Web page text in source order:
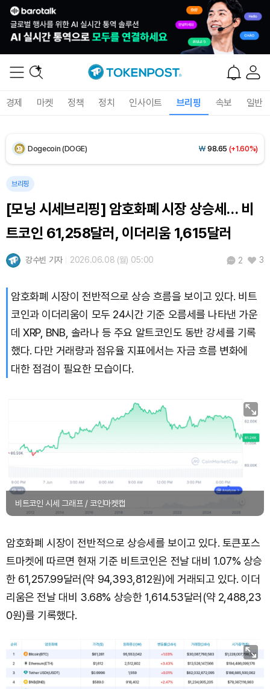
경제 마켓 정책 정치 인사이트 브리핑 속보 일반
Solana (SOL) ₩ 105,026(+2.79%)
Bitcoin (BTC) 91,465,061 (+1.25%)
브리핑
[모닝 시세브리핑] 암호화폐 시장 상승세… 비
트코인 61,258달러, 이더리움 1,615달러
강수빈 기자 2026.06.08 (월) 05:00 2 3
암호화폐 시장이 전반적으로 상승 흐름을 보이고 있다. 비트
코인과 이더리움이 모두 24시간 기준 오름세를 나타낸 가운
데 XRP, BNB, 솔라나 등 주요 알트코인도 동반 강세를 기록
했다. 다만 거래량과 점유율 지표에서는 자금 흐름 변화에
대한 점검이 필요한 모습이다.
비트코인 시세 그래프 / 코인마켓캡
암호화폐 시장이 전반적으로 상승세를 보이고 있다. 토큰포스
트마켓에 따르면 현재 기준 비트코인은 전날 대비 1.07% 상승
한 61,257.99달러(약 94,393,812원)에 거래되고 있다. 이더
리움은 전날 대비 3.68% 상승한 1,614.53달러(약 2,488,23
0원)를 기록했다.